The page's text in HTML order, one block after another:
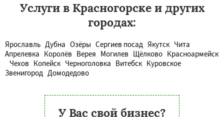
Услуги в Красногорске и других
городах:
Ярославль Дубна Озёры Сергиев посад Якутск Чита
Апрелевка Королёв Верея Могилев Щёлково Красноармейск
Чехов Копейск Черноголовка Витебск Куровское
Звенигород Домодедово
У Вас свой бизнес?